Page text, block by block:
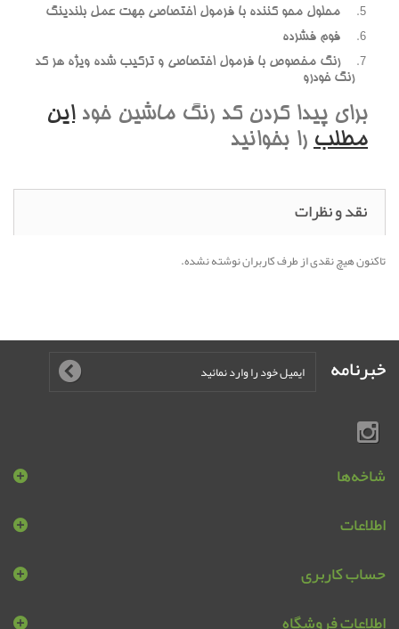
محلول محو کننده با فرمول اختصاصي جهت عمل بلندينگ
فوم فشرده
رنگ مخصوص با فرمول اختصاصي و ترکيب شده ويژه هر کد
رنگ خودرو
براي پيدا کردن کد رنگ ماشين خوداين
مطلب را بخوانيد
نقد و نظرات
تاکنون هیچ نقدی از طرف کاربران نوشته نشده.
خبرنامه
شاخه‌ها
اطلاعات
حساب کاربری